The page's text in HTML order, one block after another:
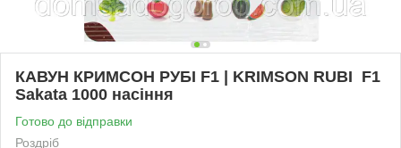
КАВУН КРИМСОН РУБІ F1 | KRIMSON RUBI F1
Sakata 1000 насіння
Готово до відправки
Роздріб